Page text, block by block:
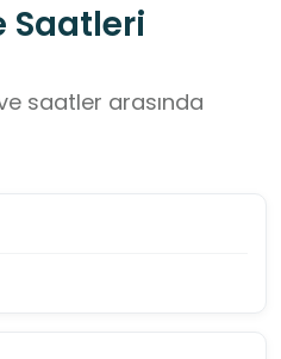
Saatleri
saatler arasında